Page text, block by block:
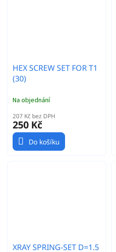
HEX SCREW SET FOR T1
(30)
Na objednání
207 Kč bez DPH
250 Kč
Do košíku
XRAY SPRING-SET D=1.5